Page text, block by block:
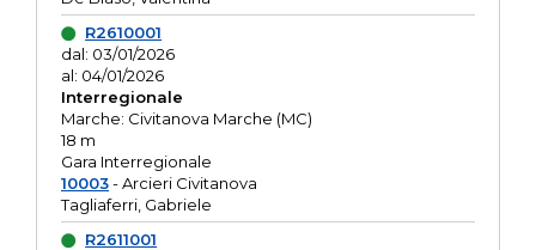
R2610001
dal: 03/01/2026
al: 04/01/2026
Interregionale
Marche: Civitanova Marche (MC)
18 m
Gara Interregionale
10003- Arcieri Civitanova
Tagliaferri, Gabriele
R2611001